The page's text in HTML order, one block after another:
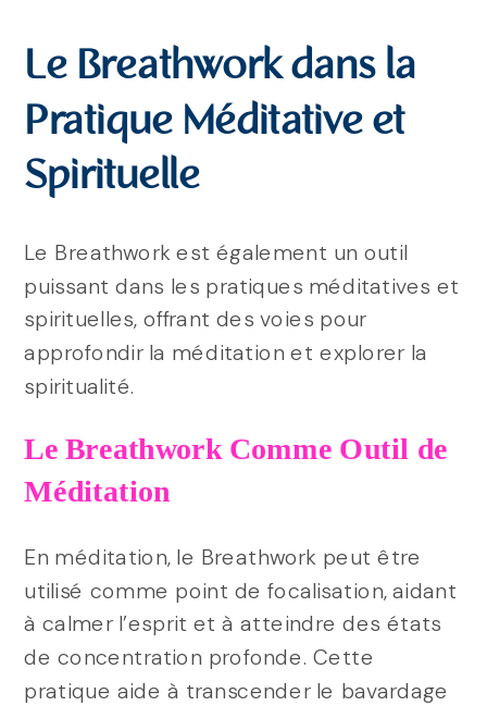
Le Breathwork dans la
Pratique Méditative et
Spirituelle
Le Breathwork est également un outil
puissant dans les pratiques méditatives et
spirituelles, offrant des voies pour
approfondir la méditation et explorer la
spiritualité.
Le Breathwork Comme Outil de
Méditation
En méditation, le Breathwork peut être
utilisé comme point de focalisation, aidant
à calmer l’esprit et à atteindre des états
de concentration profonde. Cette
pratique aide à transcender le bavardage